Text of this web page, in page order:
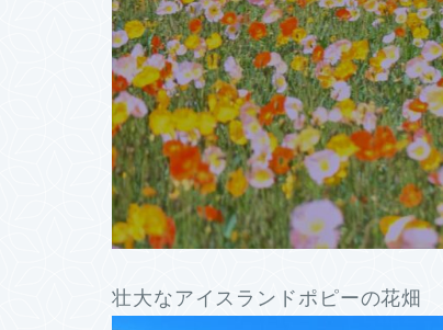
壮大なアイスランドポピーの花